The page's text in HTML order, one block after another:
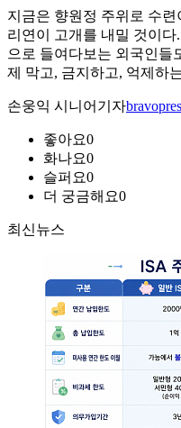
지금은 향원정 주위로 수
리연이 고개를 내밀 것이
으로 들여다보는 외국인들
제 막고, 금지하고, 억제하
손웅익 시니어기자
좋아요0
화나요0
슬퍼요0
더 궁금해요0
최신뉴스